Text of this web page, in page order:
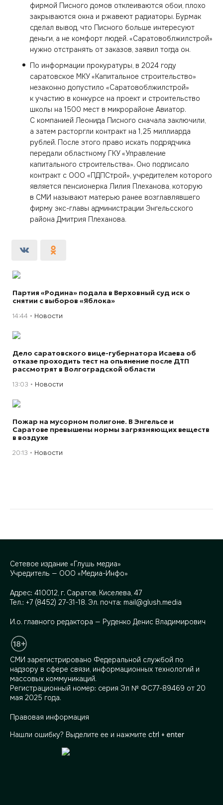
фирмой Писного домов отклеиваются обои, плохо
закрываются окна и ржавеют радиаторы. Бурмак
сделал вывод, что Писного больше интересуют
деньги, а не комфорт людей. «Саратовоблжилстрой»
нужно отстранять от заказов, заявил тогда он.
По информации прокуратуры, в 2024 году
саратовское МКУ «Капитальное строительство»
незаконно допустило «Саратовоблжилстрой»
к участию в конкурсе на проект и строительство
школы на 1500 мест в микрорайоне Авиатор.
С компанией Леонида Писного сначала заключили,
а затем расторгли контракт на 1,25 миллиарда
рублей. После этого право искать подрядчика
передали областному ГКУ «Управление
капитального строительства». Оно подписало
контракт с ООО «ПДПСтрой», учредителем которого
является пенсионерка Лилия Плеханова, которую
в СМИ называют матерью ранее возглавлявшего
фирму экс-главы администрации Энгельсского
района Дмитрия Плеханова.
Партия «Родина» подала в Верховный суд иск о
снятии с выборов «Яблока»
14:44 Новости
Дело саратовского вице-губернатора Исаева об
отказе проходить тест на опьянение после ДТП
рассмотрят в Волгоградской области
13:03 Новости
Пожар на мусорном полигоне. В Энгельсе и
Саратове превышены нормы загрязняющих веществ
в воздухе
20:13 Новости
Сетевое издание «Глушь медиа»
Учредитель — ООО «Медиа-Инфо»
Адрес: 410012, г. Саратов, Киселева, 47
Тел.: +7 (8452) 27-31-18. Эл. почта: mail@glush.media
И.о. главного редактора — Руденко Денис Владимирович
СМИ зарегистрировано Федеральной службой по
надзору в сфере связи, информационных технологий и
массовых коммуникаций.
Регистрационный номер: серия Эл № ФС77-89469 от 20
мая 2025 года.
Правовая информация
Нашли ошибку? Выделите ее и нажмите ctrl + enter